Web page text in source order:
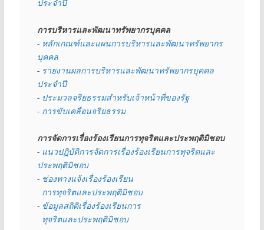
ประจำปี
การบริหารและพัฒนาทรัพยากรบุคคล
- หลักเกณฑ์และแผนการบริหารและพัฒนาทรัพยากร
บุคคล
- รายงานผลการบริหารและพัฒนาทรัพยากรบุคคล
ประจำปี
- ประมวลจริยธรรมสำหรับเจ้าหน้าที่ของรัฐ
- การขับเคลื่อนจริยธรรม
การจัดการเรื่องร้องเรียนการทุจริตและประพฤติมิชอบ
- แนวปฏิบัติการจัดการเรื่องร้องเรียนการทุจริตและ
ประพฤติมิชอบ
- ช่องทางแจ้งเรื่องร้องเรียน
  การทุจริตและประพฤติมิชอบ
- ข้อมูลสถิติเรื่องร้องเรียนการ
  ทุจริตและประพฤติมิชอบ